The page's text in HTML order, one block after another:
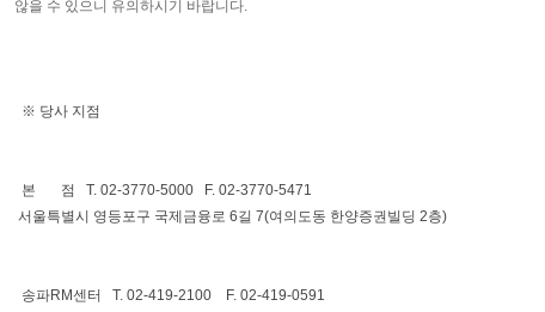
않을 수 있으니 유의하시기 바랍니다.
※ 당사 지점
본 점 T. 02-3770-5000 F. 02-3770-5471
서울특별시 영등포구 국제금융로 6길 7(여의도동 한양증권빌딩 2층)
송파RM센터 T. 02-419-2100 F. 02-419-0591